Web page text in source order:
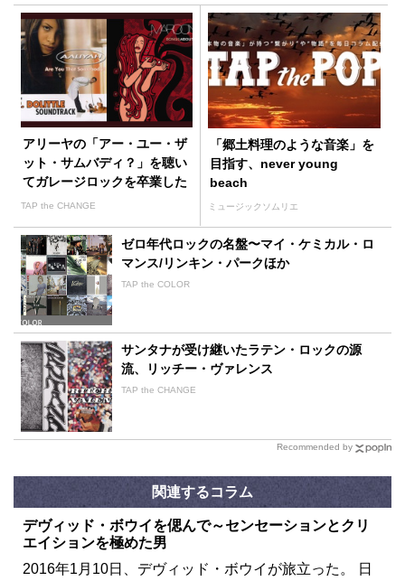
アリーヤの「アー・ユー・ザ
ット・サムバディ？」を聴い
てガレージロックを卒業した
マルーン５
TAP the CHANGE
「郷土料理のような音楽」を
目指す、never young
beach
ミュージックソムリエ
ゼロ年代ロックの名盤〜マイ・ケミカル・ロ
マンス/リンキン・パークほか
TAP the COLOR
サンタナが受け継いたラテン・ロックの源
流、リッチー・ヴァレンス
TAP the CHANGE
Recommended by
関連するコラム
デヴィッド・ボウイを偲んで～センセーションとクリ
エイションを極めた男
2016年1月10日、デヴィッド・ボウイが旅立った。 日